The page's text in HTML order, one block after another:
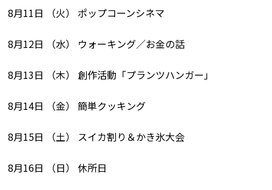
8月11日 （火） ポップコーンシネマ
8月12日 （水） ウォーキング／お金の話
8月13日 （木） 創作活動「プランツハンガー」
8月14日 （金） 簡単クッキング
8月15日 （土） スイカ割り＆かき氷大会
8月16日 （日） 休所日